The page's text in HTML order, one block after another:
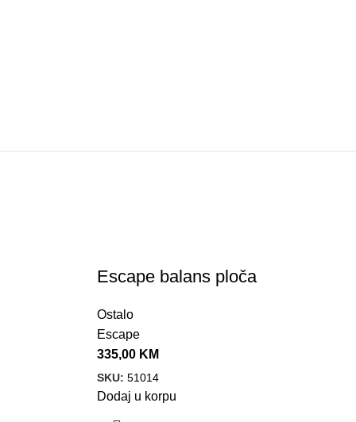
Escape balans ploča
Ostalo
Escape
335,00 KM
SKU: 51014
Dodaj u korpu